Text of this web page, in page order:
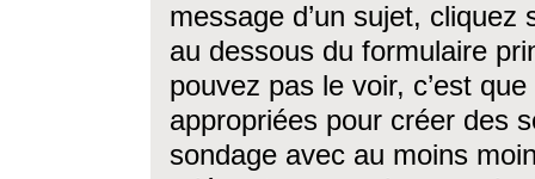
message d’un sujet, cliquez
au dessous du formulaire
pouvez pas le voir, c’est
appropriées pour créer des
sondage avec au moins